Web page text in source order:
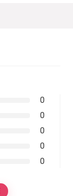
0
0
0
0
0